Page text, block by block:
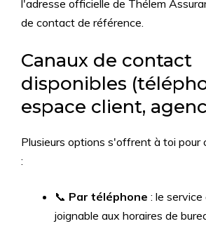
l'adresse officielle de Thélem
de contact de référence.
Canaux de contact
disponibles
espace client,
Plusieurs options s'offrent à toi pour
:
📞 Par téléphone : le
joignable aux horaires de